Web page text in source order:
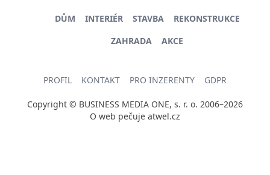
DŮM INTERIÉR STAVBA
REKONSTRUKCE
ZAHRADA
AKCE
PROFIL KONTAKT PRO INZERENTY GDPR
Copyright © BUSINESS MEDIA ONE, s. r. o. 2006–2026